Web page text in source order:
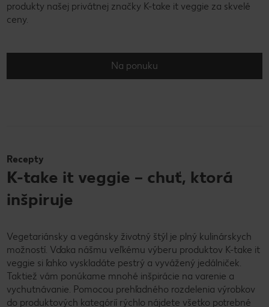
produkty našej privátnej značky K-take it veggie za skvelé
ceny.
Na ponuku
Recepty
K-take it veggie – chuť, ktorá
inšpiruje
Vegetariánsky a vegánsky životný štýl je plný kulinárskych
možností. Vďaka nášmu veľkému výberu produktov K-take it
veggie si ľahko vyskladáte pestrý a vyvážený jedálniček.
Taktiež vám ponúkame mnohé inšpirácie na varenie a
vychutnávanie. Pomocou prehľadného rozdelenia výrobkov
do produktových kategórií rýchlo nájdete všetko potrebné